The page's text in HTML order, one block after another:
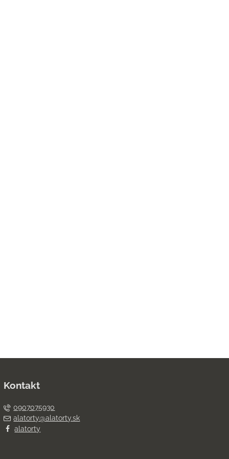
Kontakt
0907075930
alatorty@alatorty.sk
alatorty